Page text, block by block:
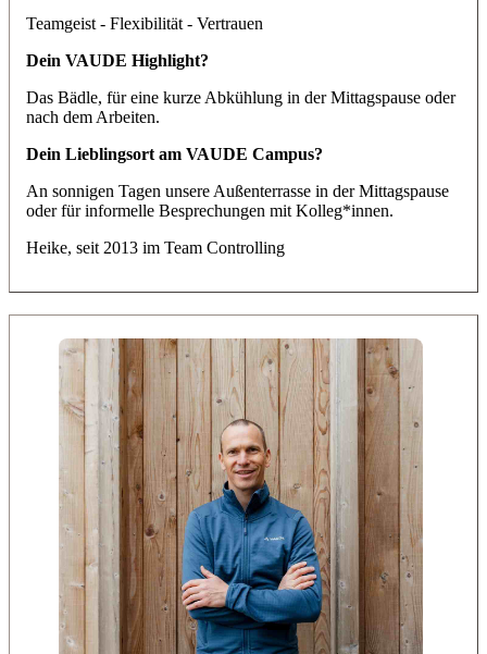
Teamgeist - Flexibilität - Vertrauen
Dein VAUDE Highlight?
Das Bädle, für eine kurze Abkühlung in der Mittagspause oder
nach dem Arbeiten.
Dein Lieblingsort am VAUDE Campus?
An sonnigen Tagen unsere Außenterrasse in der Mittagspause
oder für informelle Besprechungen mit Kolleg*innen.
Heike, seit 2013 im Team Controlling